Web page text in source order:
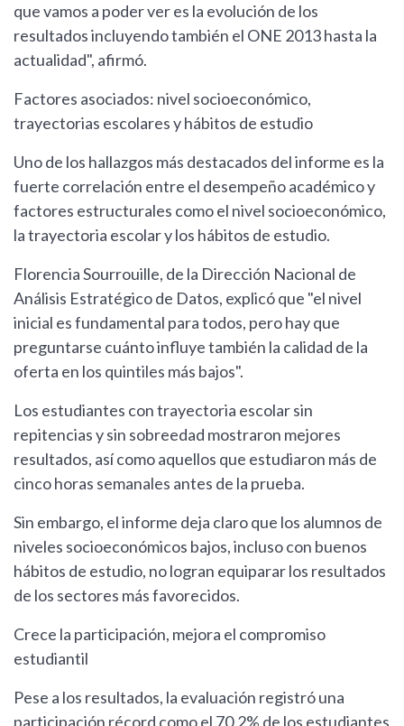
que vamos a poder ver es la evolución de los
resultados incluyendo también el ONE 2013 hasta la
actualidad", afirmó.
Factores asociados: nivel socioeconómico,
trayectorias escolares y hábitos de estudio
Uno de los hallazgos más destacados del informe es la
fuerte correlación entre el desempeño académico y
factores estructurales como el nivel socioeconómico,
la trayectoria escolar y los hábitos de estudio.
Florencia Sourrouille, de la Dirección Nacional de
Análisis Estratégico de Datos, explicó que "el nivel
inicial es fundamental para todos, pero hay que
preguntarse cuánto influye también la calidad de la
oferta en los quintiles más bajos".
Los estudiantes con trayectoria escolar sin
repitencias y sin sobreedad mostraron mejores
resultados, así como aquellos que estudiaron más de
cinco horas semanales antes de la prueba.
Sin embargo, el informe deja claro que los alumnos de
niveles socioeconómicos bajos, incluso con buenos
hábitos de estudio, no logran equiparar los resultados
de los sectores más favorecidos.
Crece la participación, mejora el compromiso
estudiantil
Pese a los resultados, la evaluación registró una
participación récord como el 70,2% de los estudiantes